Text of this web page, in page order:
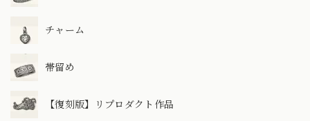
チャーム
帯留め
【復刻版】リプロダクト作品